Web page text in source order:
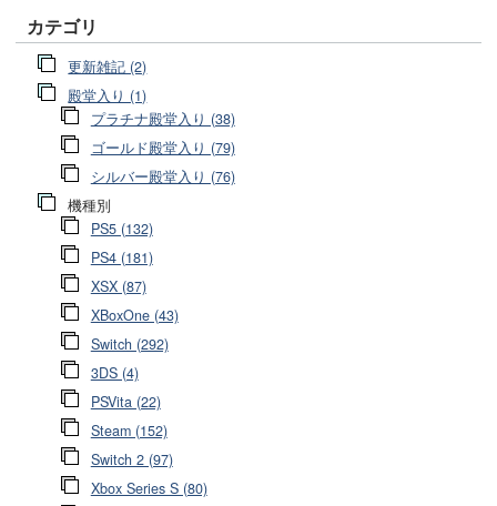
カテゴリ
更新雑記 (2)
殿堂入り (1)
プラチナ殿堂入り (38)
ゴールド殿堂入り (79)
シルバー殿堂入り (76)
機種別
PS5 (132)
PS4 (181)
XSX (87)
XBoxOne (43)
Switch (292)
3DS (4)
PSVita (22)
Steam (152)
Switch 2 (97)
Xbox Series S (80)